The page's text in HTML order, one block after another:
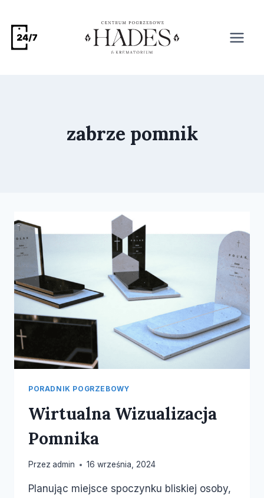
zabrze pomnik
PORADNIK POGRZEBOWY
Wirtualna Wizualizacja
Pomnika
Przez admin 16 września, 2024
Planując miejsce spoczynku bliskiej osoby,